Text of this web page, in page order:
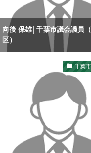
向後 保雄│千葉市議会議員
区）
千葉